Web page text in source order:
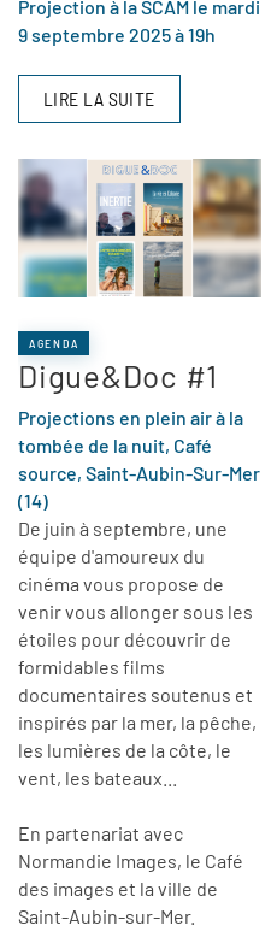
Projection à la SCAM le mardi
9 septembre 2025 à 19h
LIRE LA SUITE
AGENDA
Digue&Doc #1
Projections en plein air à la
tombée de la nuit, Café
source, Saint-Aubin-Sur-Mer
(14)
De juin à septembre, une
équipe d'amoureux du
cinéma vous propose de
venir vous allonger sous les
étoiles pour découvrir de
formidables films
documentaires soutenus et
inspirés par la mer, la pêche,
les lumières de la côte, le
vent, les bateaux...
En partenariat avec
Normandie Images, le Café
des images et la ville de
Saint-Aubin-sur-Mer.